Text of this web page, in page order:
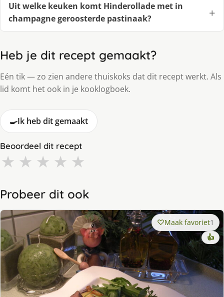
Uit welke keuken komt Hinderollade met in
champagne geroosterde pastinaak?
Heb je dit recept gemaakt?
Eén tik — zo zien andere thuiskoks dat dit recept werkt. Als
lid komt het ook in je kooklogboek.
🍳Ik heb dit gemaakt
Beoordeel dit recept
★ ★ ★ ★ ★
Probeer dit ook
Maak favoriet1
👍